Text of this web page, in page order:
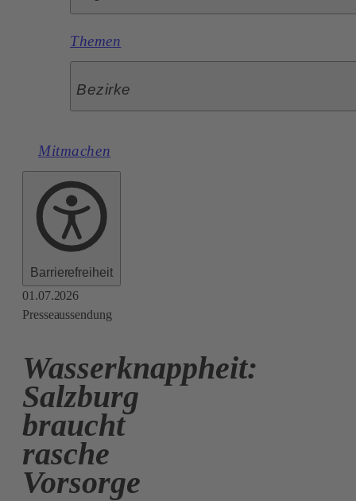
Themen
Bezirke
Mitmachen
Barrierefreiheit
01.07.2026
Presseaussendung
Wasserknappheit:
Salzburg
braucht
rasche
Vorsorge